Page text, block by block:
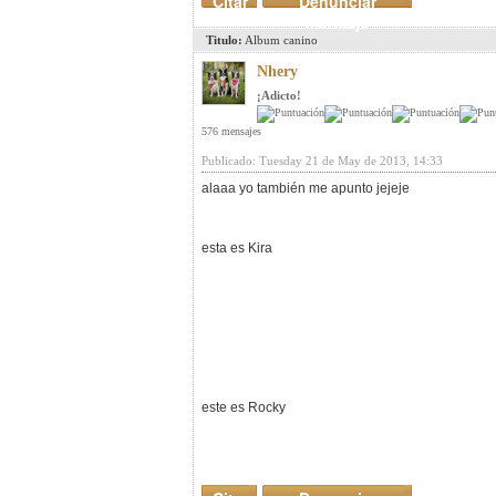
mensaje
Titulo: Album canino
Nhery
¡Adicto!
576 mensajes
Publicado: Tuesday 21 de May de 2013, 14:33
alaaa yo también me apunto jejeje
esta es Kira
este es Rocky